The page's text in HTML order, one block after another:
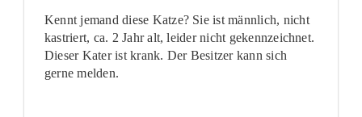
Kennt jemand diese Katze? Sie ist männlich, nicht
kastriert, ca. 2 Jahr alt, leider nicht gekennzeichnet.
Dieser Kater ist krank. Der Besitzer kann sich
gerne melden.